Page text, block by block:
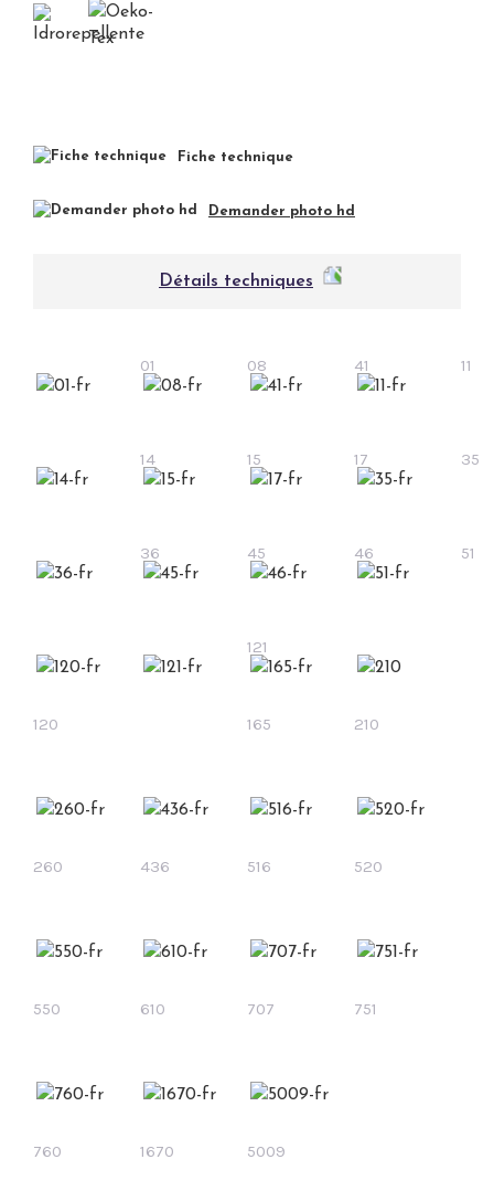
Fiche technique
Demander photo hd
Détails techniques
01 08 41 11
14 15 17 35
36 45 46 51
120
121
165 210
260 436 516 520
550 610 707 751
760 1670 5009